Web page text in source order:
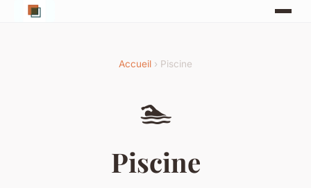
Accueil › Piscine
🏊
Piscine